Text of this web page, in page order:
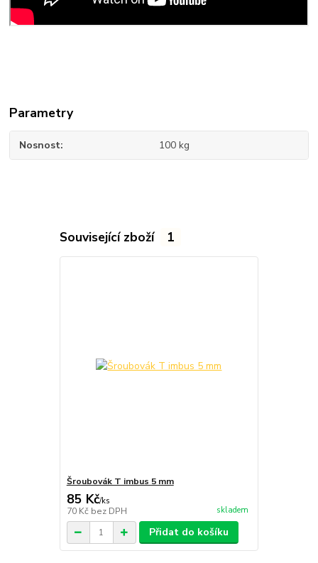
Parametry
Nosnost 100 kg
Související zboží 1
Šroubovák T imbus 5 mm
85 Kč/ks
70 Kč bez DPH skladem
Přidat do košíku